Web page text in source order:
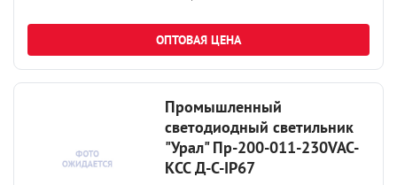
ОПТОВАЯ ЦЕНА
Промышленный
светодиодный светильник
"Урал" Пр-200-011-230VAC-
КСС Д-С-IP67